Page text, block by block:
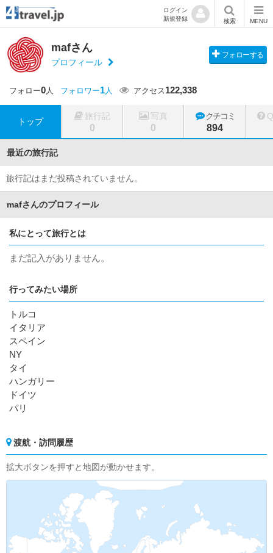
ログイン
新規登録
検索 MENU
mafさん
プロフィール
フォローする
フォロー0人 フォロワー1人 アクセス122,338
トップ
旅行記
0
写真
0
クチコミ
894
最近の旅行記
旅行記はまだ投稿されていません。
mafさんのプロフィール
私にとって旅行とは
まだ記入がありません。
行ってみたい場所
トルコ
イタリア
スペイン
NY
タイ
ハンガリー
ドイツ
パリ
渡航・訪問履歴
拡大ボタンを押すと地図が動かせます。